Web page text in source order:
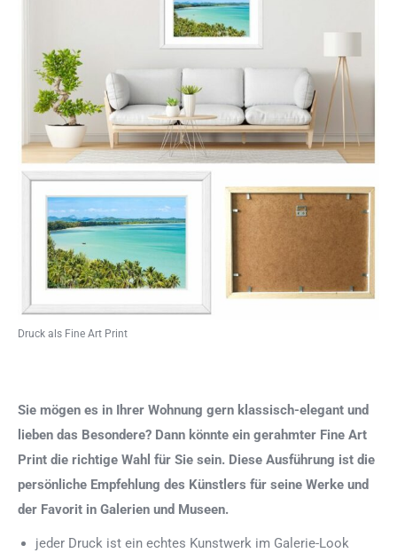
Druck als Fine Art Print
Sie mögen es in Ihrer Wohnung gern klassisch-elegant und
lieben das Besondere? Dann könnte ein gerahmter Fine Art
Print die richtige Wahl für Sie sein. Diese Ausführung ist die
persönliche Empfehlung des Künstlers für seine Werke und
der Favorit in Galerien und Museen.
jeder Druck ist ein echtes Kunstwerk im Galerie-Look